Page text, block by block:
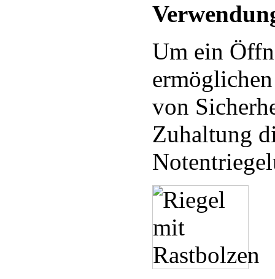
Um ein
von
Zuhaltung